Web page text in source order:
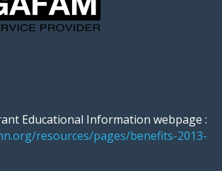
Educational Information webpage :
resources/pages/benefits-2013-